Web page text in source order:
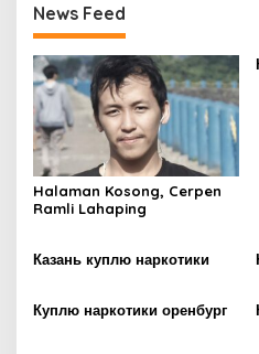
News Feed
Halaman Kosong, Cerpen
Ramli Lahaping
Казань куплю наркотики
Куплю наркотики оренбург